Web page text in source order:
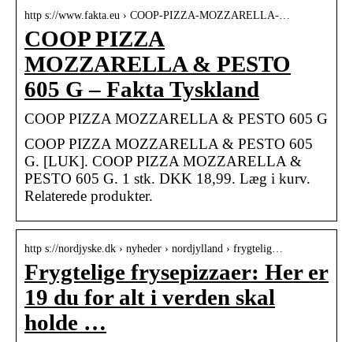
http s://www.fakta.eu › COOP-PIZZA-MOZZARELLA-…
COOP PIZZA
MOZZARELLA & PESTO
605 G – Fakta Tyskland
COOP PIZZA MOZZARELLA & PESTO 605 G
COOP PIZZA MOZZARELLA & PESTO 605
G. [LUK]. COOP PIZZA MOZZARELLA &
PESTO 605 G. 1 stk. DKK 18,99. Læg i kurv.
Relaterede produkter.
http s://nordjyske.dk › nyheder › nordjylland › frygtelig…
Frygtelige frysepizzaer: Her er
19 du for alt i verden skal
holde …